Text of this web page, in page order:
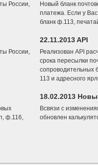
России,
Новый бланк
платежа. Если у
бланк ф.113,
России,
22.11.2013 API
Реализован API
срока пересылки
сопроводительных
113 и адресного
ф.116,
18.02.2013
Всвязи с
обновлен